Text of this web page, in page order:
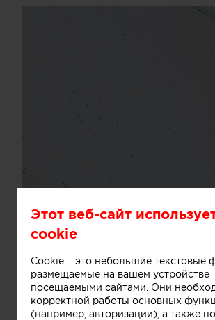
Этот веб-сайт
cookie
Cookie – это небольшие текстовые
размещаемые на вашем устройстве
посещаемыми сайтами. Они
корректной работы основных
(например, авторизации), а также